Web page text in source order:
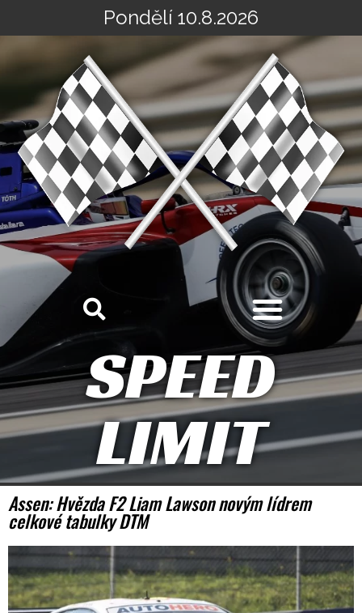
na
Pondělí 10.8.2026
SPEED
LIMIT
Assen: Hvězda F2 Liam Lawson novým lídrem
celkové tabulky DTM